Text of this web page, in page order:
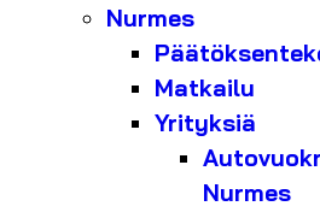
Nurmes
Matkailu
Yrityksiä
Nurmes